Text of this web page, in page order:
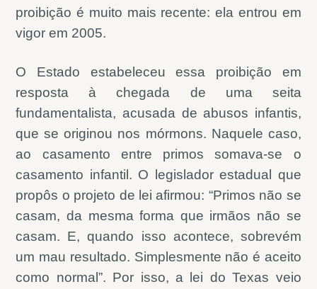
proibição é muito mais recente: ela entrou em
vigor em 2005.
O Estado estabeleceu essa proibição em
resposta à chegada de uma seita
fundamentalista, acusada de abusos infantis,
que se originou nos mórmons. Naquele caso,
ao casamento entre primos somava-se o
casamento infantil. O legislador estadual que
propôs o projeto de lei afirmou: “Primos não se
casam, da mesma forma que irmãos não se
casam. E, quando isso acontece, sobrevém
um mau resultado. Simplesmente não é aceito
como normal”. Por isso, a lei do Texas veio